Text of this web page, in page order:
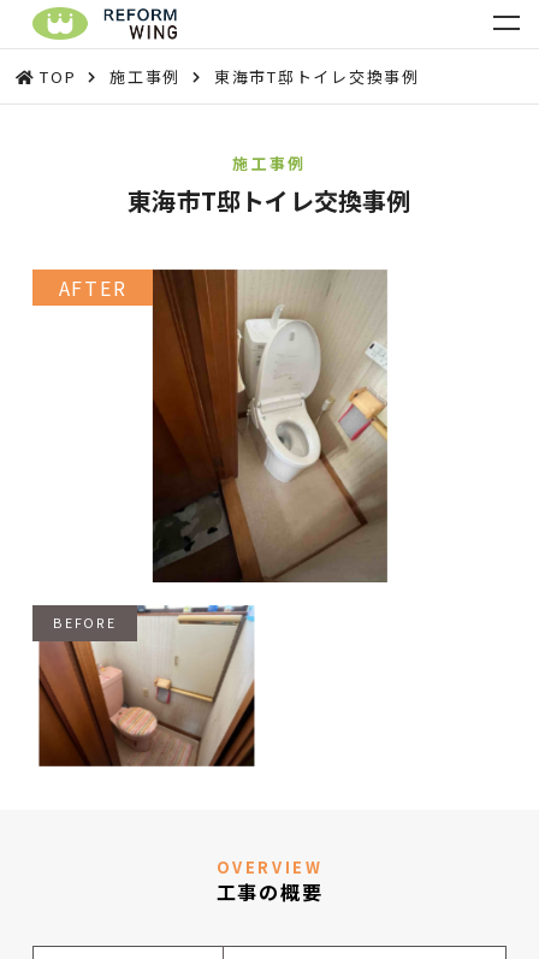
TOP 施工事例 東海市T邸トイレ交換事例
施工事例
東海市T邸トイレ交換事例
OVERVIEW
工事の概要